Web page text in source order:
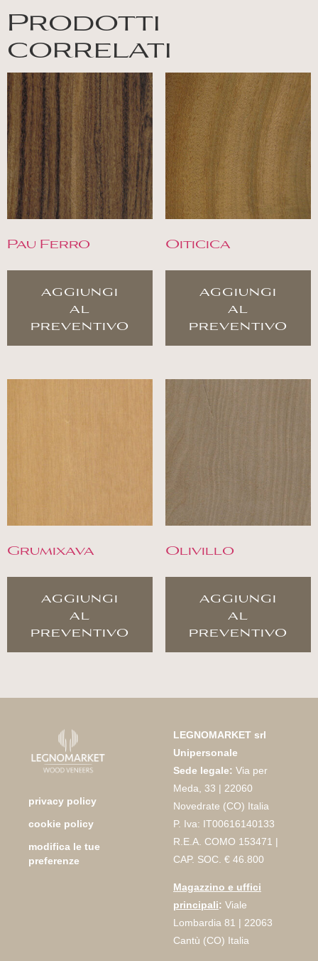
Prodotti
correlati
Pau Ferro
aggiungi
al
preventivo
Oiticica
aggiungi
al
preventivo
Grumixava
aggiungi
al
preventivo
Olivillo
aggiungi
al
preventivo
privacy policy
cookie policy
modifica le tue
preferenze
LEGNOMARKET srl
Unipersonale
Sede legale: Via per
Meda, 33 | 22060
Novedrate (CO) Italia
P. Iva: IT00616140133
R.E.A. COMO 153471 |
CAP. SOC. € 46.800
Magazzino e uffici
principali: Viale
Lombardia 81 | 22063
Cantù (CO) Italia